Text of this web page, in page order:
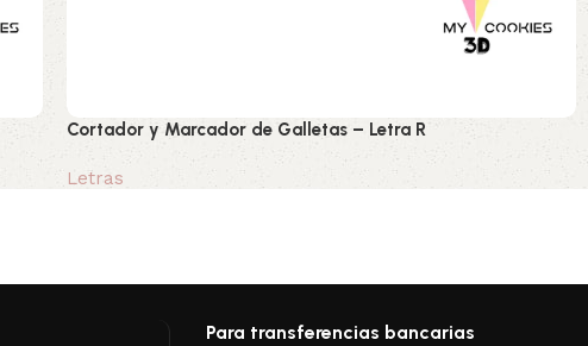
Cortador y Marcador de Galletas – Letra R
Letras
Para transferencias bancarias